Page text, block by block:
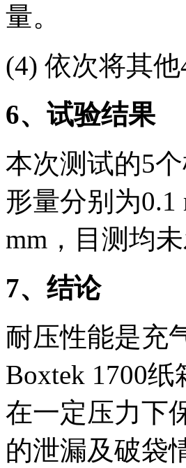
量。
(4) 依次将其
6、试验结果
本次测试的5
形量分别为0.1
mm，目测均
7、结论
耐压性能是充
Boxtek 1700
在一定压力下
的泄漏及破袋